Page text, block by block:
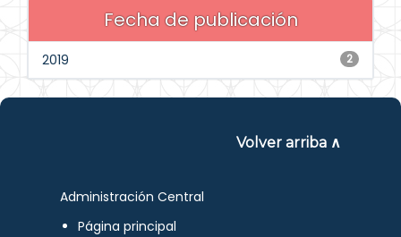
Fecha de publicación
2
2019
Volver arriba ∧
Administración Central
Página principal